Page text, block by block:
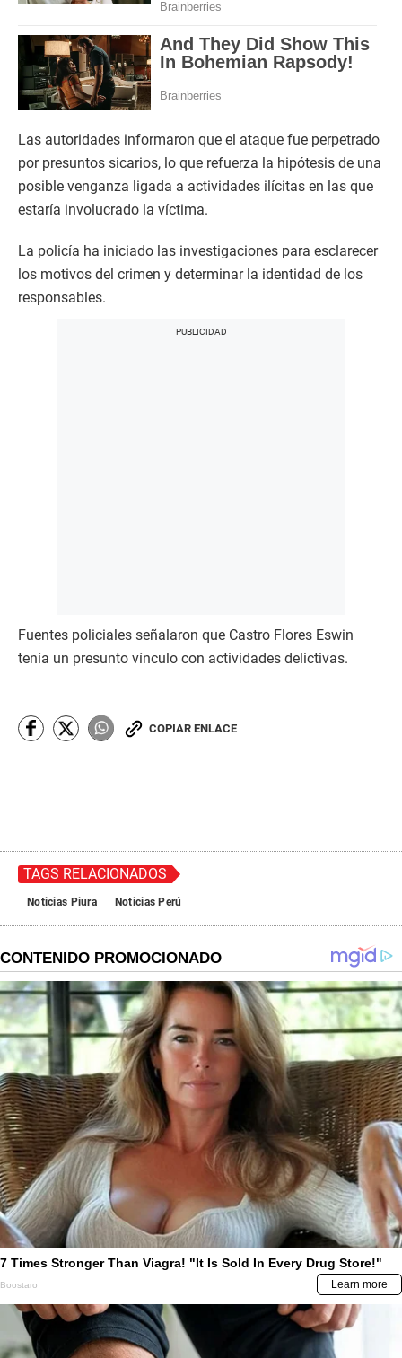
Las autoridades informaron que el ataque fue perpetrado
por presuntos sicarios, lo que refuerza la hipótesis de una
posible venganza ligada a actividades ilícitas en las que
estaría involucrado la víctima.
La policía ha iniciado las investigaciones para esclarecer
los motivos del crimen y determinar la identidad de los
responsables.
Fuentes policiales señalaron que Castro Flores Eswin
tenía un presunto vínculo con actividades delictivas.
COPIAR ENLACE
TAGS RELACIONADOS
Noticias Piura Noticias Perú